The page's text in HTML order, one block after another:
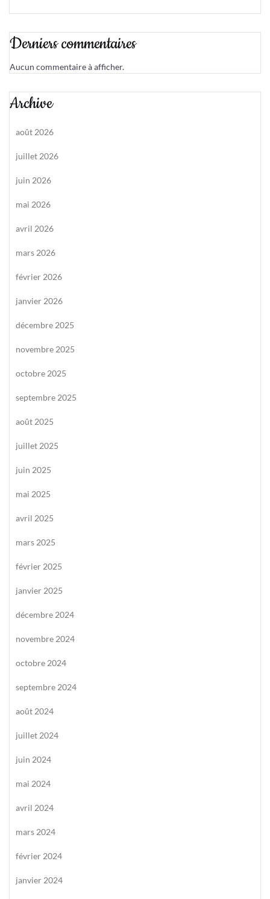
Derniers commentaires
Aucun commentaire à afficher.
Archive
août 2026
juillet 2026
juin 2026
mai 2026
avril 2026
mars 2026
février 2026
janvier 2026
décembre 2025
novembre 2025
octobre 2025
septembre 2025
août 2025
juillet 2025
juin 2025
mai 2025
avril 2025
mars 2025
février 2025
janvier 2025
décembre 2024
novembre 2024
octobre 2024
septembre 2024
août 2024
juillet 2024
juin 2024
mai 2024
avril 2024
mars 2024
février 2024
janvier 2024